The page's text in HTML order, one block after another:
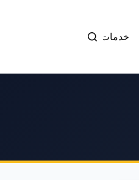
خدمات شراء الاثاث المستعمل